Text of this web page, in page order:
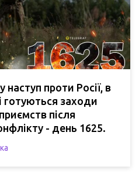
проти Росії, в
готуються заходи
після
- день 1625.